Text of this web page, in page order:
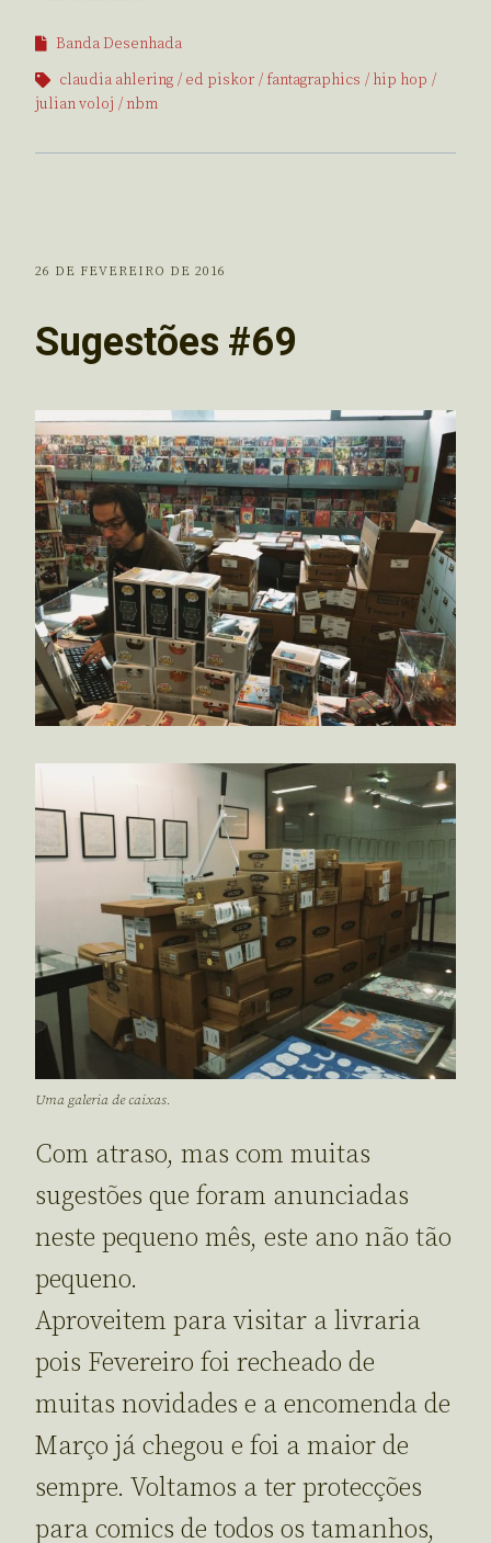
Banda Desenhada
claudia ahlering
ed piskor fantagraphics
hip hop
julian voloj
nbm
26 DE FEVEREIRO DE 2016
Sugestões #69
Uma galeria de caixas.
Com atraso, mas com muitas
sugestões que foram anunciadas
neste pequeno mês, este ano não tão
pequeno.
Aproveitem para visitar a livraria
pois Fevereiro foi recheado de
muitas novidades e a encomenda de
Março já chegou e foi a maior de
sempre. Voltamos a ter protecções
para comics de todos os tamanhos,